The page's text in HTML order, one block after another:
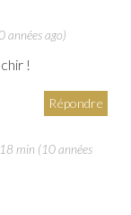
ago)
!
Répondre
min (10 années